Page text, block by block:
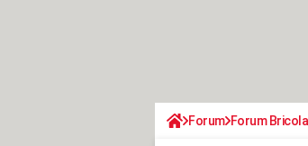
Forum Forum